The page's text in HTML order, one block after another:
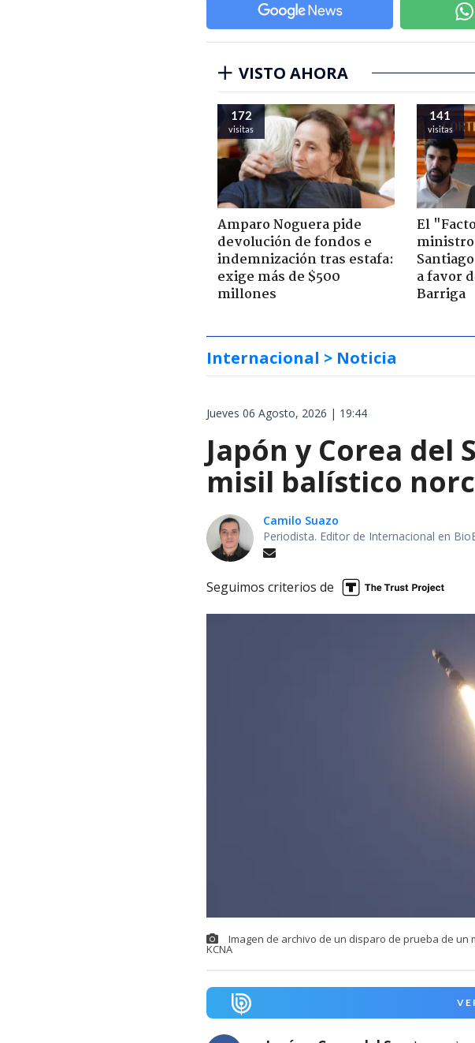
VISTO AHORA
172
visitas
Amparo Noguera pide
devolución de fondos e
indemnización tras estafa:
exige más de $500
millones
141
visitas
El
ministro
a favor
Barriga
Internacional > Noticia
Jueves 06 Agosto, 2026 | 19:44
Japón y Corea
misil balístico
Camilo Suazo
Periodista. Editor de Internacional en
Seguimos criterios de
Imagen de archivo de un disparo de prueba de
KCNA